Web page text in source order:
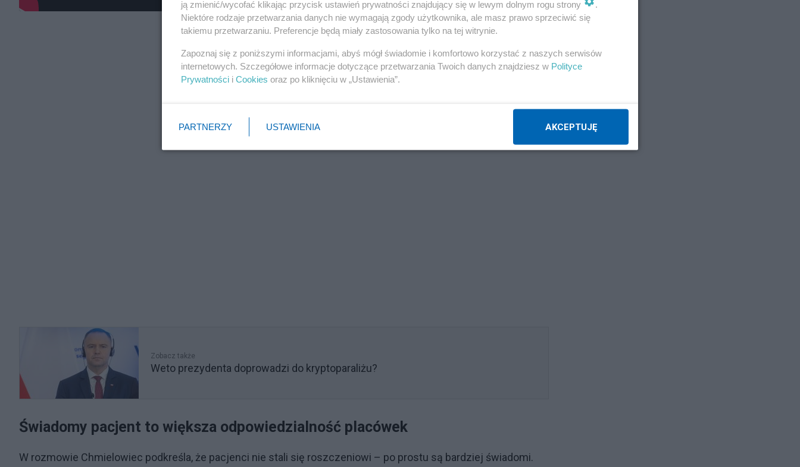
Zobacz także
Weto prezydenta doprowadzi do kryptoparaliżu?
Świadomy pacjent to większa odpowiedzialność placówek
W rozmowie Chmielowiec podkreśla, że pacjenci nie stali się roszczeniowi – po prostu są bardziej świadomi.
ją zmienić/wycofać klikając przycisk ustawień prywatności znajdujący się w lewym dolnym rogu strony
.
Niektóre rodzaje przetwarzania danych nie wymagają zgody użytkownika, ale masz prawo sprzeciwić się
takiemu przetwarzaniu. Preferencje będą miały zastosowania tylko na tej witrynie.
Zapoznaj się z poniższymi informacjami, abyś mógł świadomie i komfortowo korzystać z naszych serwisów
internetowych. Szczegółowe informacje dotyczące przetwarzania Twoich danych znajdziesz w Polityce
Prywatności i Cookies oraz po kliknięciu w „Ustawienia”.
PARTNERZY USTAWIENIA AKCEPTUJĘ